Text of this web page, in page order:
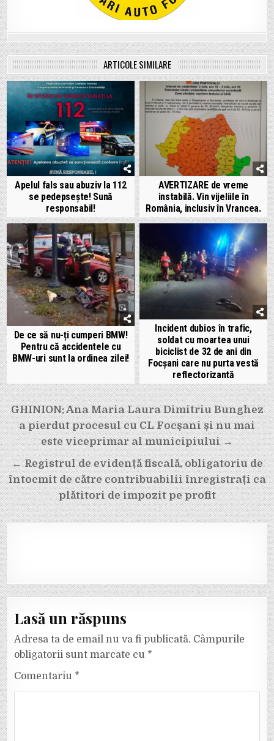
ARTICOLE SIMILARE
Apelul fals sau abuziv la 112
se pedepsește! Sună
responsabil!
AVERTIZARE de vreme
instabilă. Vin vijeliile în
România, inclusiv în Vrancea.
De ce să nu-ți cumperi BMW!
Pentru că accidentele cu
BMW-uri sunt la ordinea zilei!
Incident dubios în trafic,
soldat cu moartea unui
biciclist de 32 de ani din
Focșani care nu purta vestă
reflectorizantă
Navigare
în
articole
GHINION: Ana Maria Laura Dimitriu Bunghez
a pierdut procesul cu CL Focșani și nu mai
este viceprimar al municipiului →
← Registrul de evidență fiscală, obligatoriu de
întocmit de către contribuabilii înregistrați ca
plătitori de impozit pe profit
Lasă un răspuns
Adresa ta de email nu va fi publicată. Câmpurile
obligatorii sunt marcate cu *
Comentariu *